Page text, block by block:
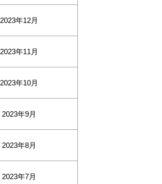
2023年12月
2023年11月
2023年10月
2023年9月
2023年8月
2023年7月